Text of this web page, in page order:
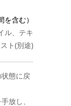
を含む）
ル、テキ
スト(別途)
態に戻
放し、